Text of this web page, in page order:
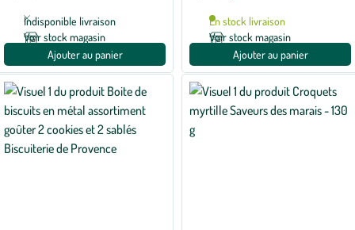
Indisponible livraison
Voir stock magasin
Ajouter au panier
En stock livraison
Voir stock magasin
Ajouter au panier